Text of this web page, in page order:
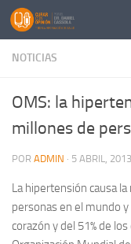
Saltar al contenido
NOTICIAS
OMS: la
millones de
POR ADMIN · 5 ABRIL, 2013
La hipertensión causa
personas en el mundo
corazón y del 51% de